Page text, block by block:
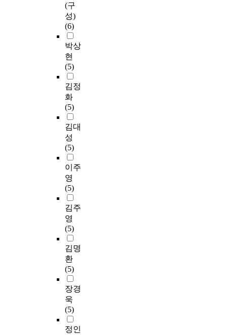
(구
성)
(6)
박상
현
(5)
김정
화
(5)
김대
성
(5)
이주
영
(5)
김주
영
(5)
김명
환
(5)
장경
욱
(5)
정인